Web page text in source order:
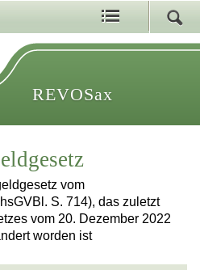
REVOSax
vom
S. 714), das zuletzt
vom 20. Dezember 2022
worden ist